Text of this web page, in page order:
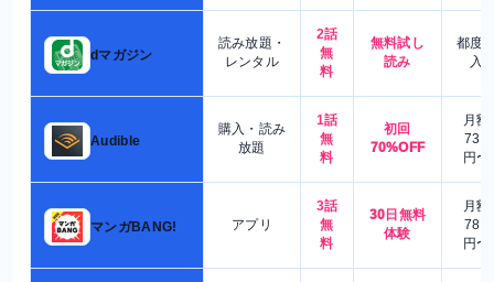
dマガジン
読み放題・
レンタル
2話
無
料
無料試し
読み
都度
入
Audible
購入・読み
放題
1話
無
料
初回
70%OFF
月額
730
円〜
マンガBANG! アプリ
3話
無
料
30日無料
体験
月額
780
円〜